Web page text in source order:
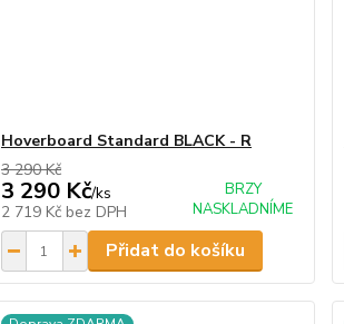
Hoverboard Standard BLACK - R
3 290 Kč
3 290 Kč/ks
2 719 Kč bez DPH
BRZY
NASKLADNÍME
Přidat do košíku